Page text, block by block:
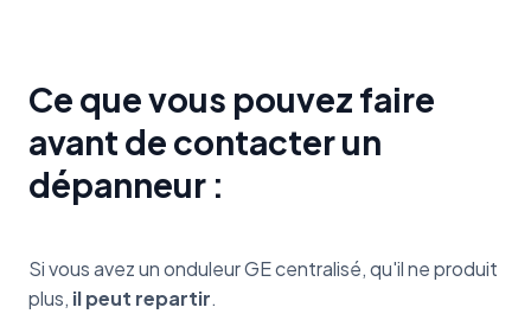
Ce que vous pouvez faire
avant de contacter un
dépanneur :
Si vous avez un onduleur GE centralisé, qu'il ne produit
plus, il peut repartir.